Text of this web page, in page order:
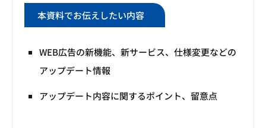
本資料でお伝えしたい内容
WEB広告の新機能、新サービス、仕様変更などの
アップデート情報
アップデート内容に関するポイント、留意点